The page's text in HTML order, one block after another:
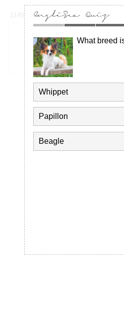
1145 三國史記